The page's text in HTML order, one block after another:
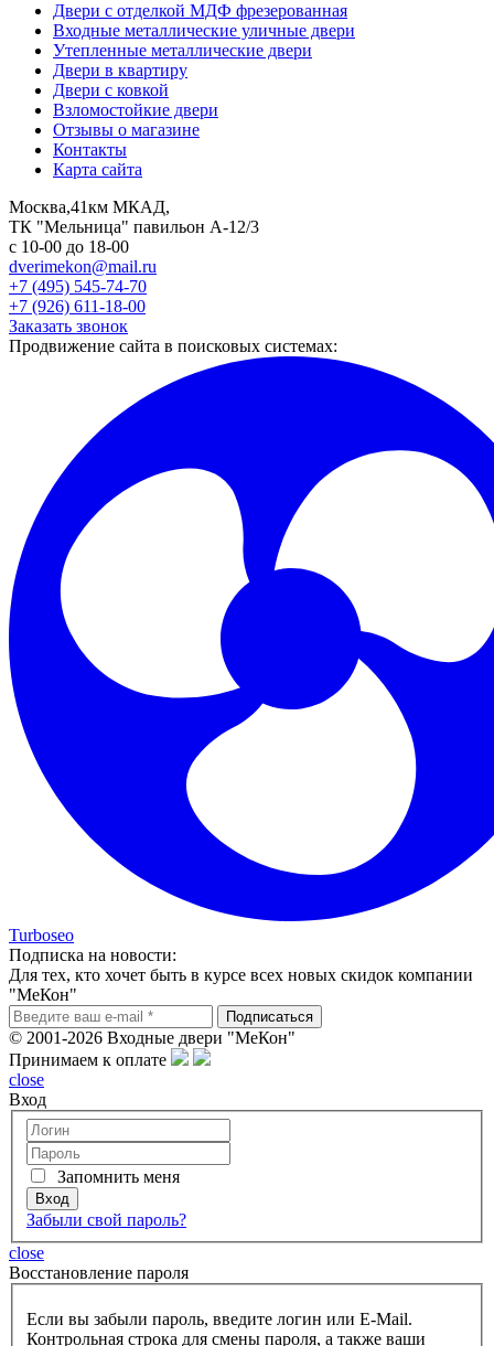
Двери с отделкой МДФ фрезерованная
Входные металлические уличные двери
Утепленные металлические двери
Двери в квартиру
Двери с ковкой
Взломостойкие двери
Отзывы о магазине
Контакты
Карта сайта
Москва,41км МКАД,
ТК "Мельница" павильон А-12/3
с 10-00 до 18-00
dverimekon@mail.ru
+7 (495) 545-74-70
+7 (926) 611-18-00
Заказать звонок
Продвижение сайта в поисковых системах:
Turboseo
Подписка на новости:
Для тех, кто хочет быть в курсе всех новых скидок компании
"МеКон"
© 2001-2026 Входные двери "МеКон"
Принимаем к оплате
close
Вход
Запомнить меня
Забыли свой пароль?
close
Восcтановление пароля
Если вы забыли пароль, введите логин или E-Mail.
Контрольная строка для смены пароля, а также ваши